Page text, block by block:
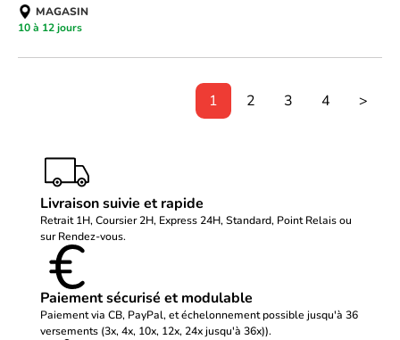
MAGASIN
10 à 12 jours
1 2 3 4 >
Livraison suivie et rapide
Retrait 1H, Coursier 2H, Express 24H, Standard, Point Relais ou
sur Rendez-vous.
Paiement sécurisé et modulable
Paiement via CB, PayPal, et échelonnement possible jusqu'à 36
versements (3x, 4x, 10x, 12x, 24x jusqu'à 36x)).